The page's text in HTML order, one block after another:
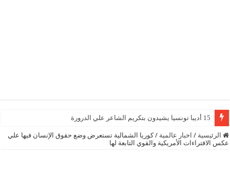
15 أديبا تونسيا يشيدون بتكريم الشاعر علي الدرورة
الرئيسية / اخبار عالمية / كوريا الشمالية تستعرض وضع حقوق الإنسان فيها علي
عكس الافتراءات الأمريكية والقوي التابعة لها